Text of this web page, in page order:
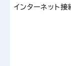
インターネット